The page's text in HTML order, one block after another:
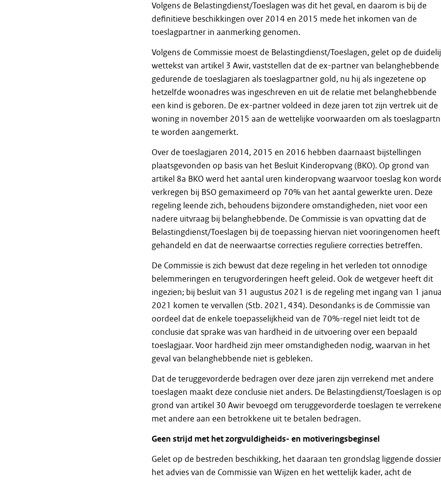
Volgens de Belastingdienst/Toeslagen was dit het geval, en daarom is bij de
definitieve beschikkingen over 2014 en 2015 mede het inkomen van de
toeslagpartner in aanmerking genomen.
Volgens de Commissie moest de Belastingdienst/Toeslagen, gelet op de
wettekst van artikel 3 Awir, vaststellen dat de ex-partner van belanghebbende
gedurende de toeslagjaren als toeslagpartner gold, nu hij als ingezetene op
hetzelfde woonadres was ingeschreven en uit de relatie met belanghebbende
een kind is geboren. De ex-partner voldeed in deze jaren tot zijn vertrek uit de
woning in november 2015 aan de wettelijke voorwaarden om als
te worden aangemerkt.
Over de toeslagjaren 2014, 2015 en 2016 hebben daarnaast bijstellingen
plaatsgevonden op basis van het Besluit Kinderopvang (BKO). Op grond van
artikel 8a BKO werd het aantal uren kinderopvang waarvoor toeslag kon
verkregen bij BSO gemaximeerd op 70% van het aantal gewerkte uren. Deze
regeling leende zich, behoudens bijzondere omstandigheden, niet voor een
nadere uitvraag bij belanghebbende. De Commissie is van opvatting dat de
Belastingdienst/Toeslagen bij de toepassing hiervan niet vooringenomen heeft
gehandeld en dat de neerwaartse correcties reguliere correcties betreffen.
De Commissie is zich bewust dat deze regeling in het verleden tot onnodige
belemmeringen en terugvorderingen heeft geleid. Ook de wetgever heeft dit
ingezien; bij besluit van 31 augustus 2021 is de regeling met ingang van 1
2021 komen te vervallen (Stb. 2021, 434). Desondanks is de Commissie van
oordeel dat de enkele toepasselijkheid van de 70%-regel niet leidt tot de
conclusie dat sprake was van hardheid in de uitvoering over een bepaald
toeslagjaar. Voor hardheid zijn meer omstandigheden nodig, waarvan in het
geval van belanghebbende niet is gebleken.
Dat de teruggevorderde bedragen over deze jaren zijn verrekend met andere
toeslagen maakt deze conclusie niet anders. De Belastingdienst/Toeslagen is op
grond van artikel 30 Awir bevoegd om teruggevorderde toeslagen te
met andere aan een betrokkene uit te betalen bedragen.
Geen strijd met het zorgvuldigheids- en motiveringsbeginsel
Gelet op de bestreden beschikking, het daaraan ten grondslag liggende
het advies van de Commissie van Wijzen en het wettelijk kader, acht de